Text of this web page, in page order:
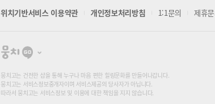
위치기반서비스 이용약관
개인정보처리방침 1:1문의 제휴
뭉
고
뭉치고는 건전한 샵을 통해 누구나 마음 편한 힐링문화를 만들어나갑니다.
뭉치고는 서비스정보중개자이며 서비스제공의 당사자가 아닙니다.
따라서 뭉치고는 서비스정보 및 이용에 대한 책임을 지지 않습니다.